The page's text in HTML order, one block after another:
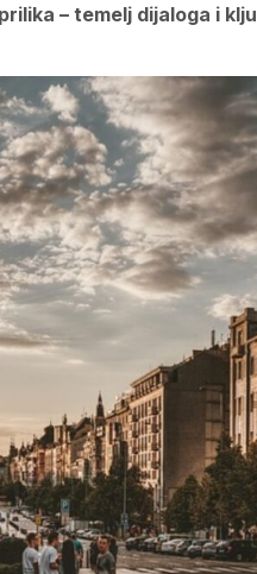
– temelj dijaloga i